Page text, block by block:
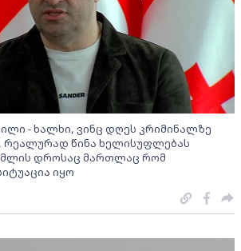
- ხალხი, ვინც დღეს კრიმინალზე
რეალურად წინა ხელისუფლებას
დროსაც მართლაც რომ
იყო